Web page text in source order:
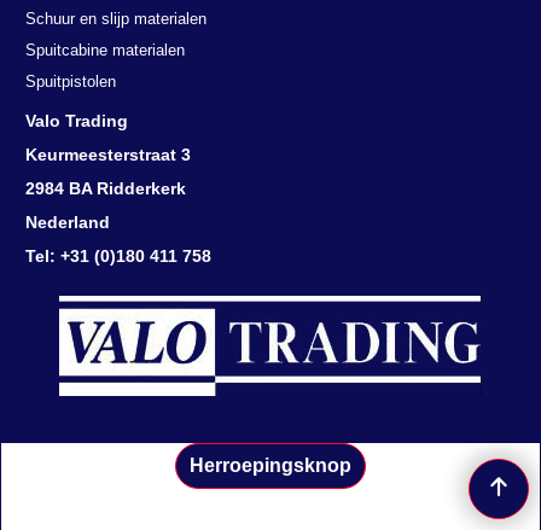
Schuur en slijp materialen
Spuitcabine materialen
Spuitpistolen
Valo Trading
Keurmeesterstraat 3
2984 BA Ridderkerk
Nederland
Tel: +31 (0)180 411 758
Herroepingsknop